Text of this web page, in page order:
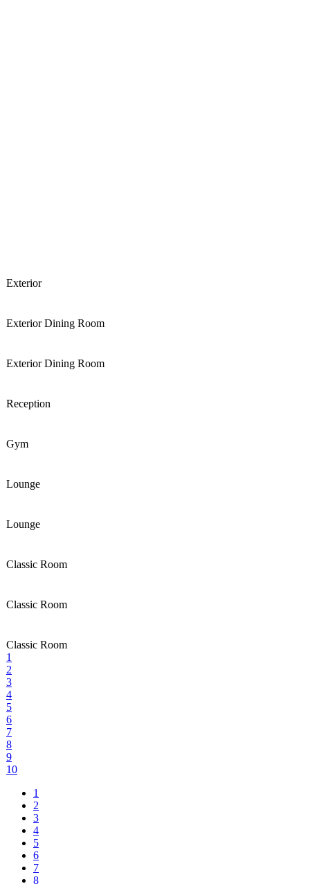
Exterior
Exterior Dining Room
Exterior Dining Room
Reception
Gym
Lounge
Lounge
Classic Room
Classic Room
Classic Room
1
2
3
4
5
6
7
8
9
10
1
2
3
4
5
6
7
8